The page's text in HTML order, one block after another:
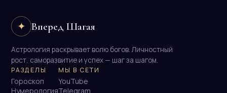
✦ Вперед Шагая
Астрология раскрывает волю богов. Личностный
рост, саморазвитие и успех — шаг за шагом.
РАЗДЕЛЫ
Гороскоп
Нумерология
МЫ В СЕТИ
YouTube
Telegram